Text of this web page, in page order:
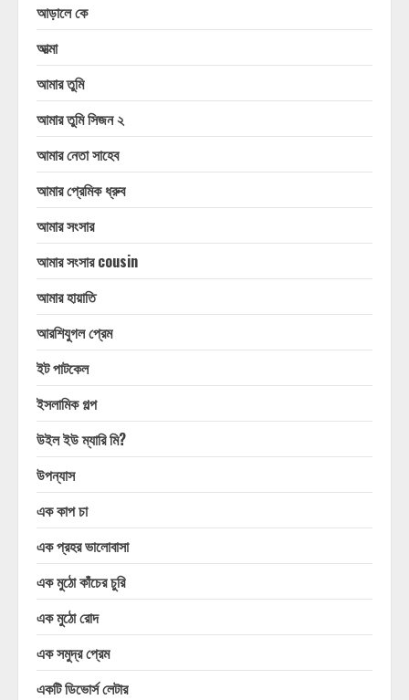
আড়ালে কে
আত্মা
আমার তুমি
আমার তুমি সিজন ২
আমার নেতা সাহেব
আমার প্রেমিক ধ্রুব
আমার সংসার
আমার সংসার cousin
আমার হায়াতি
আরশিযুগল প্রেম
ইট পাটকেল
ইসলামিক গল্প
উইল ইউ ম্যারি মি?
উপন্যাস
এক কাপ চা
এক প্রহর ভালোবাসা
এক মুঠো কাঁচের চুরি
এক মুঠো রোদ
এক সমুদ্র প্রেম
একটি ডিভোর্স লেটার